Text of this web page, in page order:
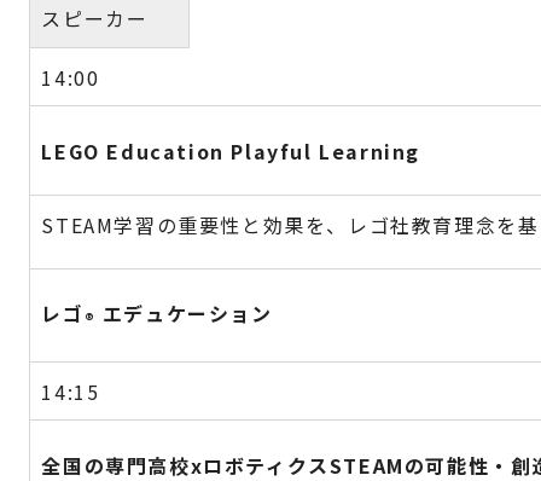
スピーカー
14:00
LEGO Education Playful Learning
STEAM学習の重要性と効果を、レゴ社教育理念を
レゴ ® エデュケーション
14:15
全国の専門高校xロボティクスSTEAMの可能性・創